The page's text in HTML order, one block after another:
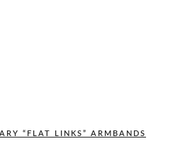
“FLAT LINKS” ARMBANDS